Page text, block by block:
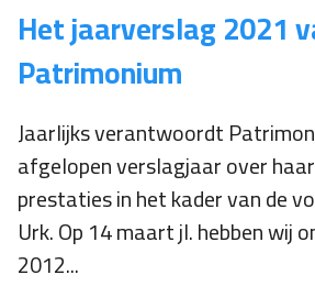
Het jaarverslag 2021
Patrimonium
Jaarlijks verantwoordt
afgelopen verslagjaar over
prestaties in het kader van de
Urk. Op 14 maart jl. hebben wij
2012...